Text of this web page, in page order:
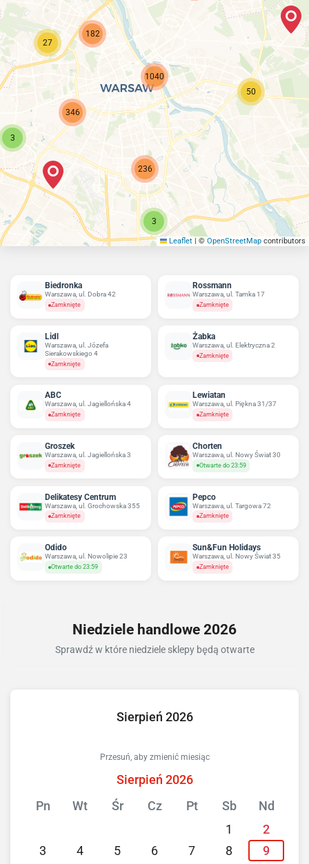
50
1040
182
236
346
27
3
3
Leaflet | © OpenStreetMap contributors
Biedronka
Warszawa, ul. Dobra 42
Zamknięte
Rossmann
Warszawa, ul. Tamka 17
Zamknięte
Lidl
Warszawa, ul. Józefa
Sierakowskiego 4
Zamknięte
Żabka
Warszawa, ul. Elektryczna 2
Zamknięte
ABC
Warszawa, ul. Jagiellońska 4
Zamknięte
Lewiatan
Warszawa, ul. Piękna 31/37
Zamknięte
Groszek
Warszawa, ul. Jagiellońska 3
Zamknięte
Chorten
Warszawa, ul. Nowy Świat 30
Otwarte do 23:59
Delikatesy Centrum
Warszawa, ul. Grochowska 355
Zamknięte
Pepco
Warszawa, ul. Targowa 72
Zamknięte
Odido
Warszawa, ul. Nowolipie 23
Otwarte do 23:59
Sun&Fun Holidays
Warszawa, ul. Nowy Świat 35
Zamknięte
Niedziele handlowe 2026
Sprawdź w które niedziele sklepy będą otwarte
Sierpień 2026
Przesuń, aby zmienić miesiąc
Sierpień 2026
Pn
Wt Śr Cz Pt Sb
Nd
1
2
3
4 5 6 7 8
9